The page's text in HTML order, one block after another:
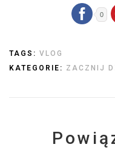
0
TAGS: VLOG
KATEGORIE: ZACZNIJ